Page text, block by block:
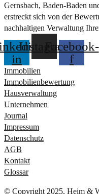
Gernsbach, Baden-Baden
erstreckt sich von der
nachhaltigen Verwaltung
in
InstagramFacebook-
f
Immobilien
Immobilienbewertung
Hausverwaltung
Unternehmen
Journal
Impressum
Datenschutz
AGB
Kontakt
Glossar
© Copyright 2025, Heim &